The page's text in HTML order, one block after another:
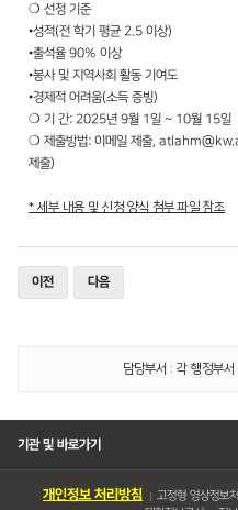
❍ 선정 기준
•성적(전 학기 평균 2.5 이상)
•출석율 90% 이상
•봉사 및 지역사회 활동 기여도
•경제적 어려움(소득 증빙)​​
❍ 기 간: 2025년 9월 1일 ~ 10월 15일
❍ 제출방법: 이메일 제출,
제출)
* 세부 내용 및 신청 양식 첨부 파일 참조​
이전 다음
담당부서 : 각 행정부
기관 및 바로가기
개인정보 처리방침 고정형 영상정보